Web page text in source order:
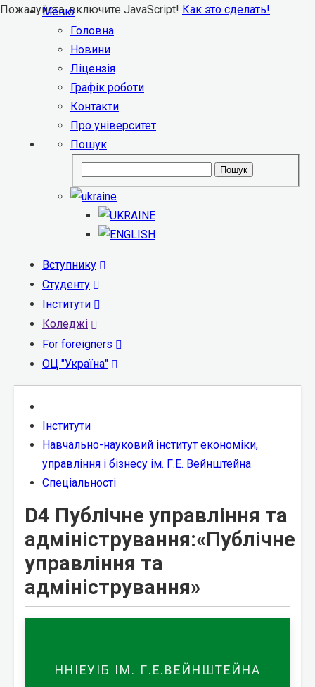
Пожалуйста, включите JavaScript! Как это сделать!
Меню
Головна
Новини
Ліцензія
Графік роботи
Контакти
Про університет
Пошук
Пошук
Вступнику
Студенту
Інститути
Коледжі
For foreigners
ОЦ "Україна"
Інститути
Навчально-науковий інститут економіки,
управління і бізнесу ім. Г.Е. Вейнштейна
Спеціальності
D4 Публічне управління та
адміністрування:«Публічне
управління та
адміністрування»
ННІЕУІБ ІМ. Г.Е.ВЕЙНШТЕЙНА